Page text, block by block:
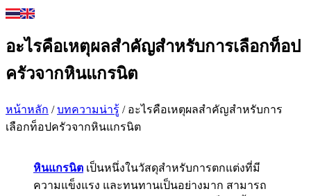
อะไรคือเหตุผลสำคัญสำหรับการเลือกท็อป
ครัวจากหินแกรนิต
หน้าหลัก /บทความน่ารู้ / อะไรคือเหตุผลสำคัญสำหรับการ
เลือกท็อปครัวจากหินแกรนิต
หินแกรนิต เป็นหนึ่งในวัสดุสำหรับการตกแต่งที่มี
ความแข็งแรง และทนทานเป็นอย่างมาก สามารถ